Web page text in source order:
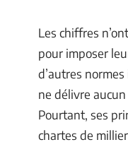
Les chiffres
pour imposer
d’autres
ne délivre
Pourtant, ses
chartes de